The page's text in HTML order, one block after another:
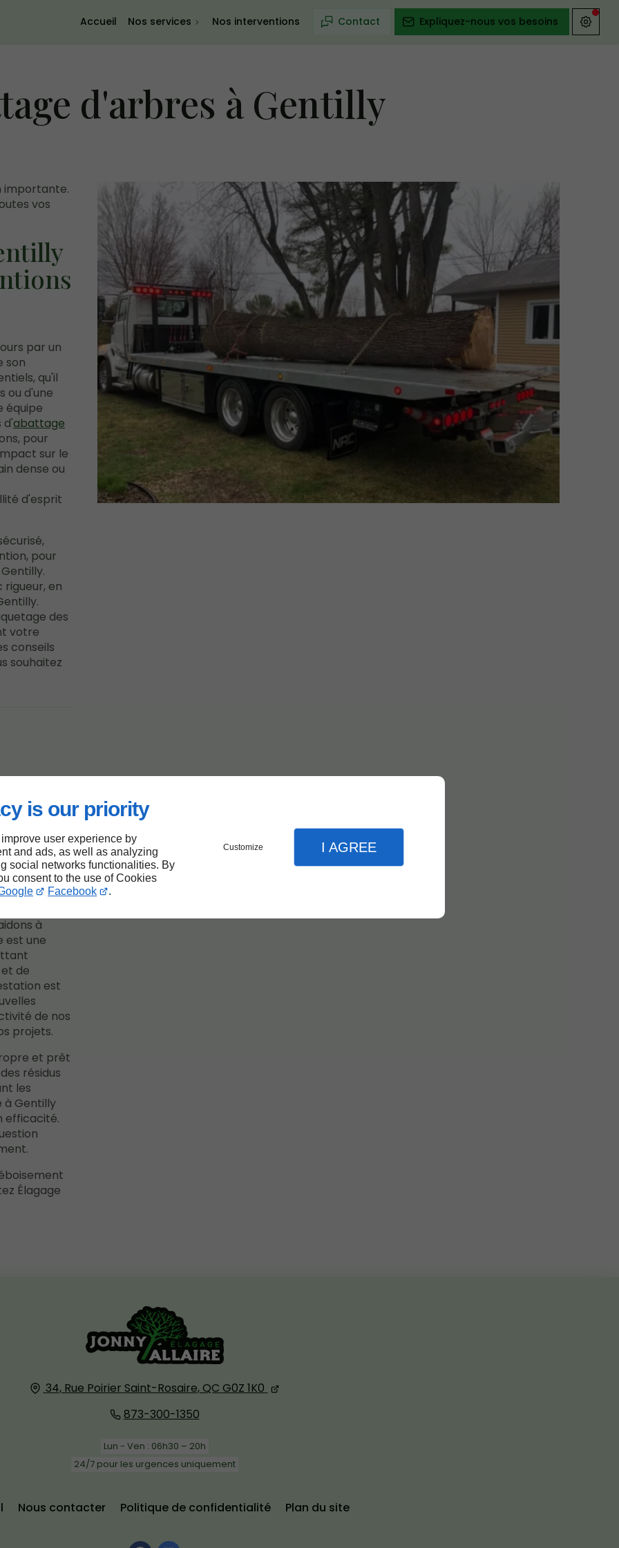
is our priority
user experience by
and ads, as well as analyzing
social networks functionalities. By
consent to the use of Cookies
Facebook .
Customize I AGREE
Accueil Nos services Nos interventions Contact Expliquez-nous vos besoins
d'arbres à Gentilly
importante.
vos
par un
son
qu'il
ou d'une
équipe
d'abattage
pour
sur le
dense ou
d'esprit
pour
en
des
votre
conseils
souhaitez
services
et à
à
est une
de
est
de nos
projets.
et prêt
résidus
les
à Gentilly
efficacité.
Élagage
34, Rue Poirier Saint-Rosaire, QC G0Z 1K0
873-300-1350
Lun - Ven : 06h30 – 20h
24/7 pour les urgences uniquement
Nous contacter Politique de confidentialité Plan du site